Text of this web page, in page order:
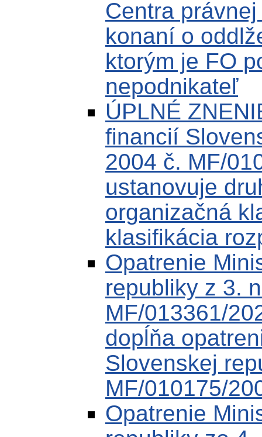
Centra
konaní o
ktorým je FO
nepodnikateľ
ÚPLNÉ
financií
2004 č. MF/
ustanovuje
organizačná
klasifikácia
Opatrenie
republiky z 3.
MF/013361/
dopĺňa
Slovenskej
MF/010175/
Opatrenie